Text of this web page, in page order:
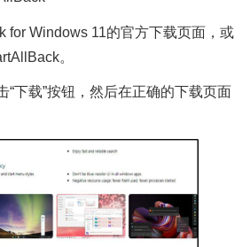
Windows 11的官方下载页面，或
。
载”按钮，然后在正确的下载页面